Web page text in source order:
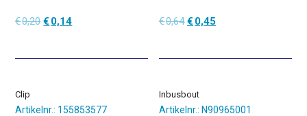
€0,20Oorspronkelijke
€0,20.
€ 0,14Huidige
€0,14.
€0,64 Oorspronkelijke
€0,64.
€ 0,45
€0,45.
Clip
Artikelnr.: 155853577
Inbusbout
Artikelnr.: N90965001